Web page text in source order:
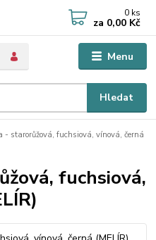
Menu
Hledat
0 ks
za 0,00 Kč
- starorůžová, fuchsiová, vínová, černá
fuchsiová,